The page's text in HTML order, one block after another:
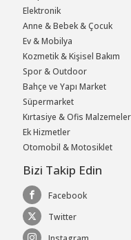
Elektronik
Anne & Bebek & Çocuk
Ev & Mobilya
Kozmetik & Kişisel Bakım
Spor & Outdoor
Bahçe ve Yapı Market
Süpermarket
Kırtasiye & Ofis
Ek Hizmetler
Otomobil & Motosiklet
Bizi Takip Edin
Facebook
Twitter